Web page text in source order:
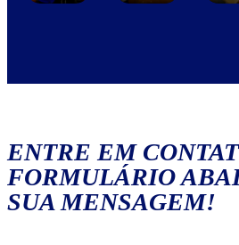
ENTRE EM
FORMULÁRIO
SUA MENSAGEM!